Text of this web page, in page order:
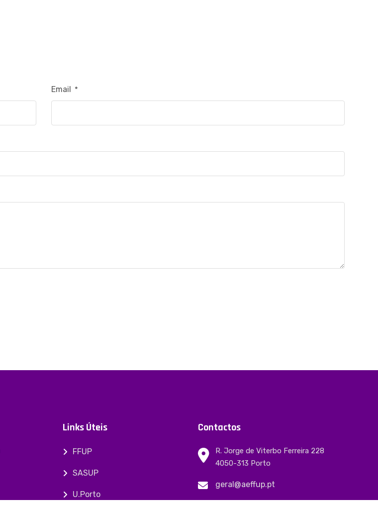
Email *
Links Úteis
FFUP
SASUP
U.Porto
Contactos
R. Jorge de Viterbo Ferreira 228
4050-313 Porto
geral@aeffup.pt